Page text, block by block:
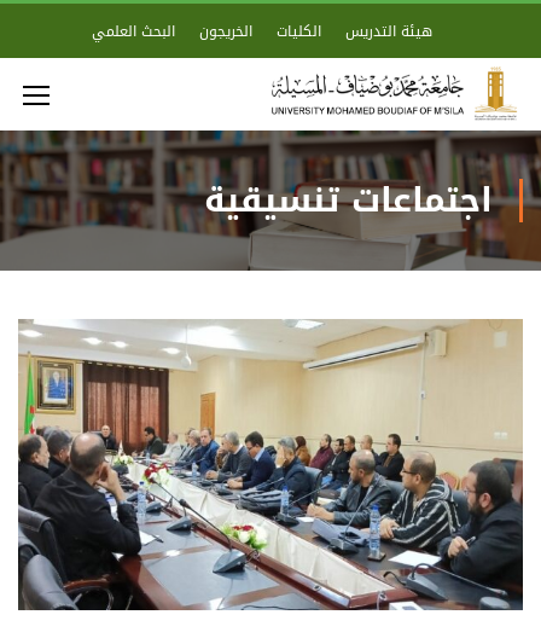
هيئة التدريس الكليات الخريجون البحث العلمي
اجتماعات تنسيقية